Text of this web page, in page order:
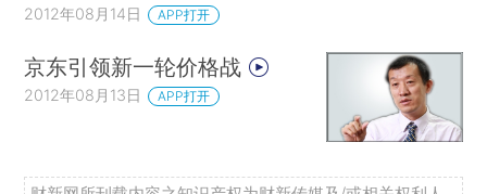
2012年08月14日 APP打开
京东引领新一轮价格战
2012年08月13日 APP打开